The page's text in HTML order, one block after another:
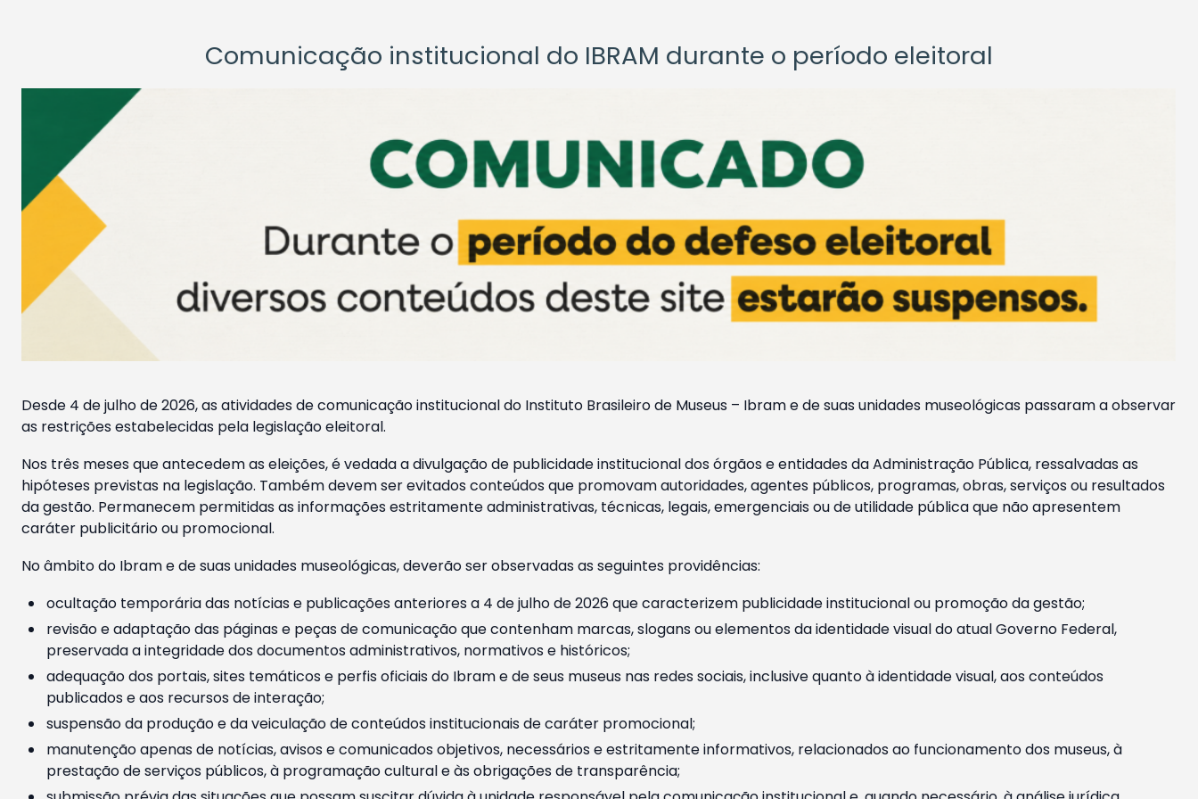
Comunicação institucional do IBRAM durante o período eleitoral
Desde 4 de julho de 2026, as atividades de comunicação institucional do Instituto Brasileiro de Museus – Ibram e de suas unidades museológicas passaram a observar
as restrições estabelecidas pela legislação eleitoral.
Nos três meses que antecedem as eleições, é vedada a divulgação de publicidade institucional dos órgãos e entidades da Administração Pública, ressalvadas as
hipóteses previstas na legislação. Também devem ser evitados conteúdos que promovam autoridades, agentes públicos, programas, obras, serviços ou resultados
da gestão. Permanecem permitidas as informações estritamente administrativas, técnicas, legais, emergenciais ou de utilidade pública que não apresentem
caráter publicitário ou promocional.
No âmbito do Ibram e de suas unidades museológicas, deverão ser observadas as seguintes providências:
ocultação temporária das notícias e publicações anteriores a 4 de julho de 2026 que caracterizem publicidade institucional ou promoção da gestão;
revisão e adaptação das páginas e peças de comunicação que contenham marcas, slogans ou elementos da identidade visual do atual Governo Federal,
preservada a integridade dos documentos administrativos, normativos e históricos;
adequação dos portais, sites temáticos e perfis oficiais do Ibram e de seus museus nas redes sociais, inclusive quanto à identidade visual, aos conteúdos
publicados e aos recursos de interação;
suspensão da produção e da veiculação de conteúdos institucionais de caráter promocional;
manutenção apenas de notícias, avisos e comunicados objetivos, necessários e estritamente informativos, relacionados ao funcionamento dos museus, à
prestação de serviços públicos, à programação cultural e às obrigações de transparência;